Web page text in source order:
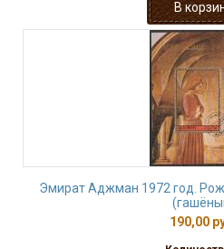
Эмират Аджман 1972 год.
190,00